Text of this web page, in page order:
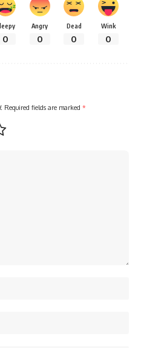
0
Angry
0
Dead
0
Wink
0
Required fields are marked *